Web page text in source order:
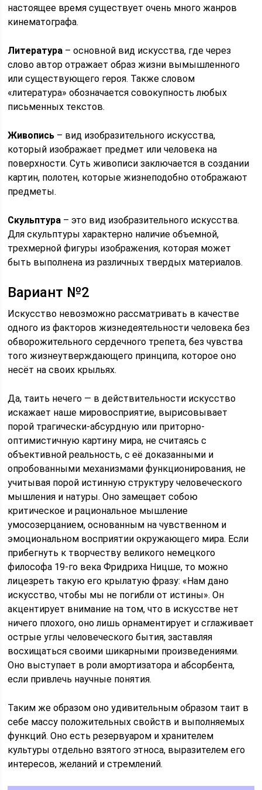
настоящее время существует очень много жанров
кинематографа.
Литература – основной вид искусства, где через
слово автор отражает образ жизни вымышленного
или существующего героя. Также словом
«литература» обозначается совокупность любых
письменных текстов.
Живопись – вид изобразительного искусства,
который изображает предмет или человека на
поверхности. Суть живописи заключается в создании
картин, полотен, которые жизнеподобно отображают
предметы.
Скульптура – это вид изобразительного искусства.
Для скульптуры характерно наличие объемной,
трехмерной фигуры изображения, которая может
быть выполнена из различных твердых материалов.
Вариант №2
Искусство невозможно рассматривать в качестве
одного из факторов жизнедеятельности человека без
обворожительного сердечного трепета, без чувства
того жизнеутверждающего принципа, которое оно
несёт на своих крыльях.
Да, таить нечего — в действительности искусство
искажает наше мировосприятие, вырисовывает
порой трагически-абсурдную или приторно-
оптимистичную картину мира, не считаясь с
объективной реальность, с её доказанными и
опробованными механизмами функционирования, не
учитывая порой истинную структуру человеческого
мышления и натуры. Оно замещает собою
критическое и рациональное мышление
умосозерцанием, основанным на чувственном и
эмоциональном восприятии окружающего мира. Если
прибегнуть к творчеству великого немецкого
философа 19-го века Фридриха Ницше, то можно
лицезреть такую его крылатую фразу: «Нам дано
искусство, чтобы мы не погибли от истины». Он
акцентирует внимание на том, что в искусстве нет
ничего плохого, оно лишь орнаментирует и сглаживает
острые углы человеческого бытия, заставляя
восхищаться своими шикарными произведениями.
Оно выступает в роли амортизатора и абсорбента,
если привлечь научные понятия.
Таким же образом оно удивительным образом таит в
себе массу положительных свойств и выполняемых
функций. Оно есть резервуаром и хранителем
культуры отдельно взятого этноса, выразителем его
интересов, желаний и стремлений.